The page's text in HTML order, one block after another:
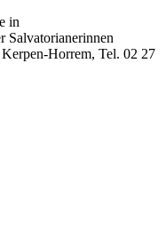
in
Salvatorianerinnen
Horrem, Tel. 02 27